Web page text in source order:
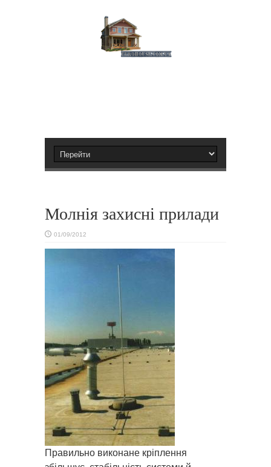
Молнія захисні прилади
01/09/2012
Правильно виконане кріплення